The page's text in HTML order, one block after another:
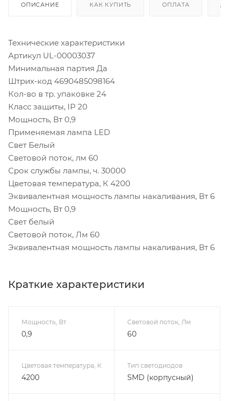
ОПИСАНИЕ КАК КУПИТЬ ОПЛАТА
Технические характеристики
Артикул UL-00003037
Минимальная партия Да
Штрих-код 4690485098164
Кол-во в тр. упаковке 24
Класс защиты, IP 20
Мощность, Вт 0,9
Применяемая лампа LED
Свет Белый
Световой поток, лм 60
Срок службы лампы, ч. 30000
Цветовая температура, К 4200
Эквивалентная мощность лампы накаливания, Вт 6
Мощность, Вт 0,9
Свет белый
Световой поток, Лм 60
Эквивалентная мощность лампы накаливания, Вт 6
Краткие характеристики
Мощность, Вт
0,9
Световой поток, Лм
60
Цветовая температура, К
4200
Тип светодиодов
SMD (корпусный)